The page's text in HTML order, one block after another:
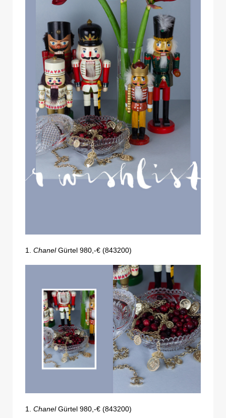
1. ChanelGürtel 980,-€ (843200)
1. ChanelGürtel 980,-€ (843200)